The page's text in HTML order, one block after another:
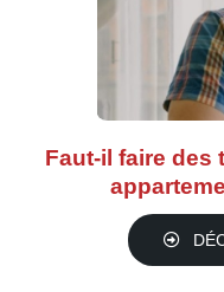
Faut-il faire des